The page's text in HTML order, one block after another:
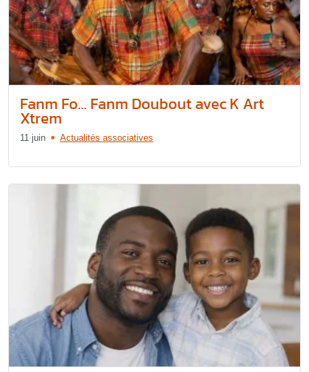
Fanm Fo… Fanm Doubout avec K Art
Xtrem
11 juin Actualités associatives